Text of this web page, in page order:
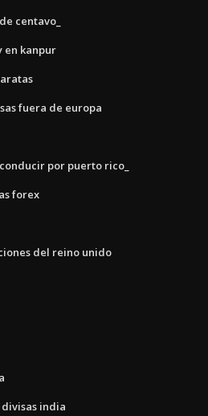
centavo_
en kanpur
fuera de europa
por puerto rico_
forex
del reino unido
india